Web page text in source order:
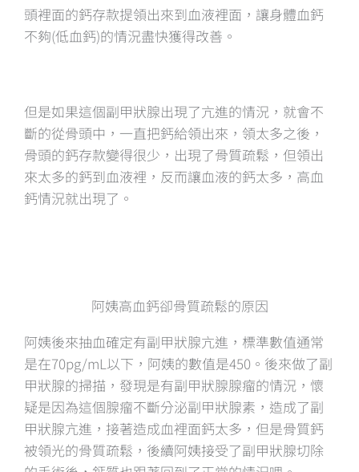
頭裡面的鈣存款提領出來到血液裡面，讓身體血鈣
不夠(低血鈣)的情況盡快獲得改善。
但是如果這個副甲狀腺出現了亢進的情況，就會不
斷的從骨頭中，一直把鈣給領出來，領太多之後，
骨頭的鈣存款變得很少，出現了骨質疏鬆，但領出
來太多的鈣到血液裡，反而讓血液的鈣太多，高血
鈣情況就出現了。
阿姨高血鈣卻骨質疏鬆的原因
阿姨後來抽血確定有副甲狀腺亢進，標準數值通常
是在70pg/mL以下，阿姨的數值是450。後來做了副
甲狀腺的掃描，發現是有副甲狀腺腺瘤的情況，懷
疑是因為這個腺瘤不斷分泌副甲狀腺素，造成了副
甲狀腺亢進，接著造成血裡面鈣太多，但是骨質鈣
被領光的骨質疏鬆，後續阿姨接受了副甲狀腺切除